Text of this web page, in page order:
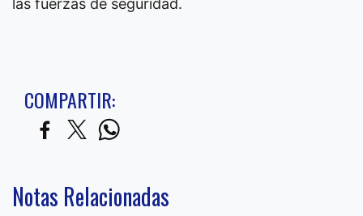
las fuerzas de seguridad.
COMPARTIR:
Notas Relacionadas